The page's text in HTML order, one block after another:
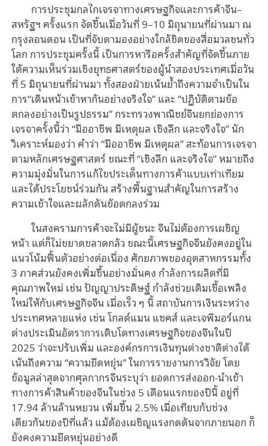
การประชุมกลไกเจรจาทางเศรษฐกิจและการค้าจีน–
สหรัฐฯ ครั้งแรก จัดขึ้นเมื่อวันที่ 9–10 มิถุนายนที่ผ่านมา ณ
กรุงลอนดอน เป็นที่จับตามองอย่างใกล้ชิดของสื่อมวลชนทั่ว
โลก การประชุมครั้งนี้ เป็นการหารือครั้งสำคัญที่จัดขึ้นภาย
ใต้ความเห็นร่วมเชิงยุทธศาสตร์ของผู้นำสองประเทศเมื่อวัน
ที่ 5 มิถุนายนที่ผ่านมา ทั้งสองฝ่ายเน้นย้ำถึงความจำเป็นใน
การ“เดินหน้าเข้าหากันอย่างจริงใจ” และ “ปฏิบัติตามข้อ
ตกลงอย่างเป็นรูปธรรม” กระทรวงพาณิชย์จีนยกย่องการ
เจรจาครั้งนี้ว่า “มืออาชีพ มีเหตุผล เชิงลึก และจริงใจ” นัก
วิเคราะห์มองว่า คำว่า “มืออาชีพ มีเหตุผล” สะท้อนการเจรจา
ตามหลักเศรษฐศาสตร์ ขณะที่ “เชิงลึก และจริงใจ” หมายถึง
ความมุ่งมั่นในการแก้ไขประเด็นทางการค้าแบบเท่าเทียม
และได้ประโยชน์ร่วมกัน สร้างพื้นฐานสำคัญในการสร้าง
ความเข้าใจและผลักดันข้อตกลงร่วม
ในสงครามการค้าจะไม่มีผู้ชนะ จีนไม่ต้องการเผชิญ
หน้า แต่ก็ไม่ขยาดขลาดกลัว ขณะนี้เศรษฐกิจจีนยังคงอยู่ใน
แนวโน้มฟื้นตัวอย่างต่อเนื่อง ศักยภาพของอุตสาหกรรมทั้ง
3 ภาคส่วนยังคงเพิ่มขึ้นอย่างมั่นคง กำลังการผลิตที่มี
คุณภาพใหม่ เช่น ปัญญาประดิษฐ์ กำลังช่วยเติมเชื้อเพลิง
ใหม่ให้กับเศรษฐกิจจีน เมื่อเร็ว ๆ นี้ สถาบันการเงินระหว่าง
ประเทศหลายแห่ง เช่น โกลด์แมน แซคส์ และเจพีมอร์แกน
ต่างประเมินอัตราการเติบโตทางเศรษฐกิจของจีนในปี
2025 ว่าจะปรับเพิ่ม และองค์กรการเงินทุนต่างชาติต่างได้
เน้นถึงความ “ความยืดหยุ่น” ในการรายงานการวิจัย โดย
ข้อมูลล่าสุดจากศุลกากรจีนระบุว่า ยอดการส่งออก-นำเข้า
ทางการค้าสินค้าของจีนในช่วง 5 เดือนแรกของปีนี้ อยู่ที่
17.94 ล้านล้านหยวน เพิ่มขึ้น 2.5% เมื่อเทียบกับช่วง
เดียวกันของปีที่แล้ว แม้ต้องเผชิญแรงกดดันจากภายนอก ก็
ยังคงความยืดหยุ่นอย่างดี